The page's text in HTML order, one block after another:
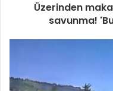
Üzerinden
savunma!